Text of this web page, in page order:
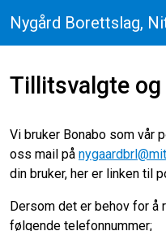
Nygård Borettslag,
Tillitsvalgte
Vi bruker Bonabo som vår
oss mail på
din bruker, her er linken til
Dersom det er behov for å
følgende telefonnummer;